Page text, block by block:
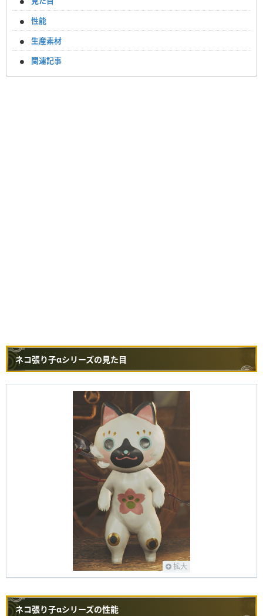
性能
生産素材
関連記事
ネコ張り子αシリーズの見た目
拡大
ネコ張り子αシリーズの性能